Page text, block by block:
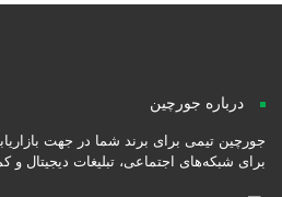
درباره جورچین
جورچین تیمی برای برند شما در جهت بازاریابی
برای شبکه‌های اجتماعی، تبلیغات دیجیتال و